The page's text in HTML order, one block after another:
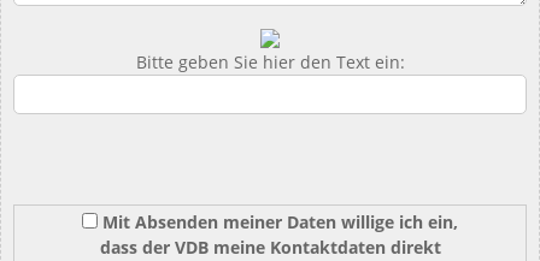
Bitte geben Sie hier den Text ein:
Mit Absenden meiner Daten willige ich ein,
dass der VDB meine Kontaktdaten direkt